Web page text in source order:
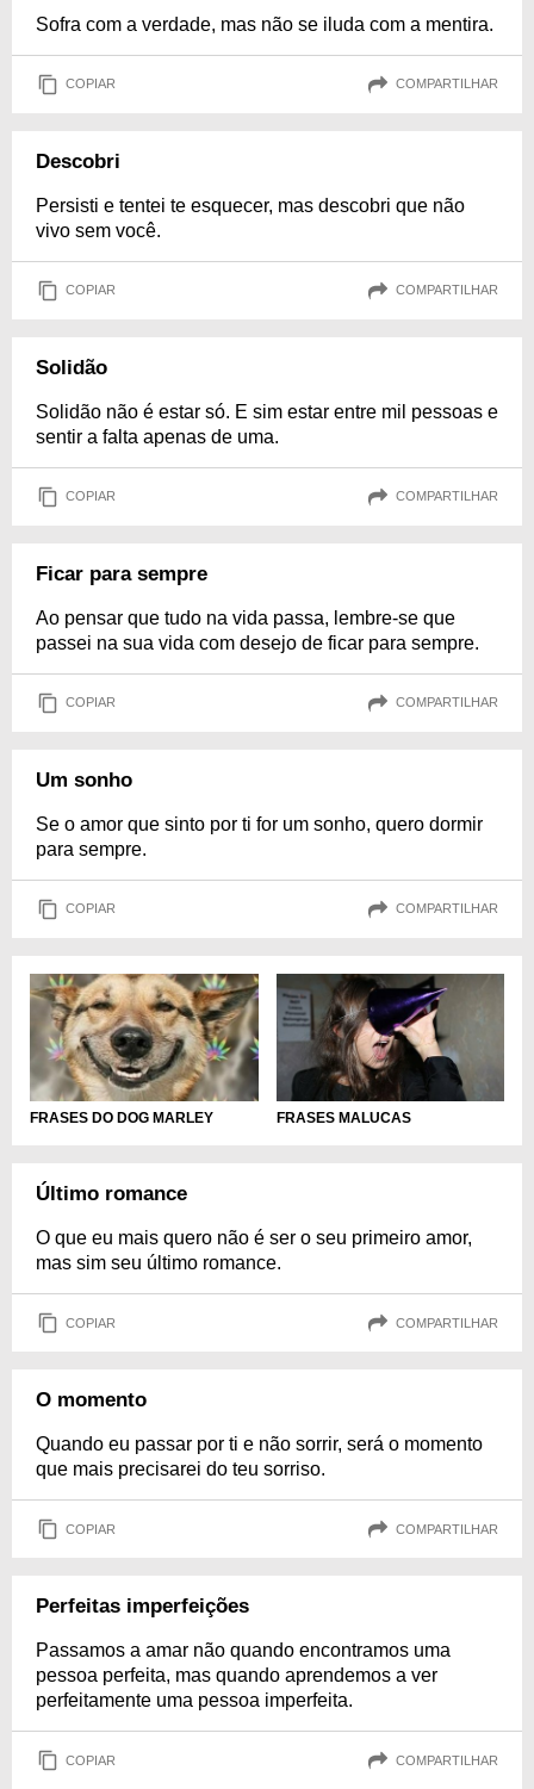
Sofra com a verdade, mas não se iluda com a mentira.
COPIAR COMPARTILHAR
Descobri
Persisti e tentei te esquecer, mas descobri que não
vivo sem você.
COPIAR COMPARTILHAR
Solidão
Solidão não é estar só. E sim estar entre mil pessoas e
sentir a falta apenas de uma.
COPIAR COMPARTILHAR
Ficar para sempre
Ao pensar que tudo na vida passa, lembre-se que
passei na sua vida com desejo de ficar para sempre.
COPIAR COMPARTILHAR
Um sonho
Se o amor que sinto por ti for um sonho, quero dormir
para sempre.
COPIAR COMPARTILHAR
FRASES DO DOG MARLEY FRASES MALUCAS
Último romance
O que eu mais quero não é ser o seu primeiro amor,
mas sim seu último romance.
COPIAR COMPARTILHAR
O momento
Quando eu passar por ti e não sorrir, será o momento
que mais precisarei do teu sorriso.
COPIAR COMPARTILHAR
Perfeitas imperfeições
Passamos a amar não quando encontramos uma
pessoa perfeita, mas quando aprendemos a ver
perfeitamente uma pessoa imperfeita.
COPIAR COMPARTILHAR